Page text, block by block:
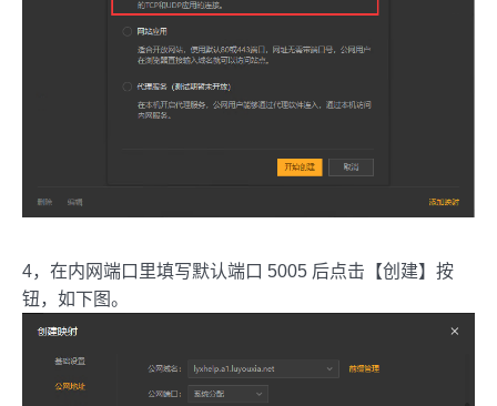
4，在内网端口里填写默认端口 5005 后点击【创建】按
钮，如下图。